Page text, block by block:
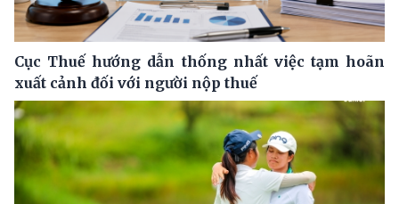
Cục Thuế hướng dẫn thống nhất việc tạm hoãn
xuất cảnh đối với người nộp thuế